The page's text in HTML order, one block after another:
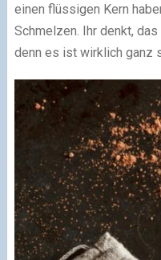
einen flüssigen Kern
Schmelzen. Ihr denkt,
denn es ist wirklich ganz